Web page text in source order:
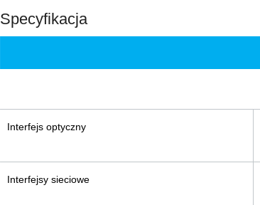
Specyfikacja
Interfejs optyczny
Interfejsy sieciowe